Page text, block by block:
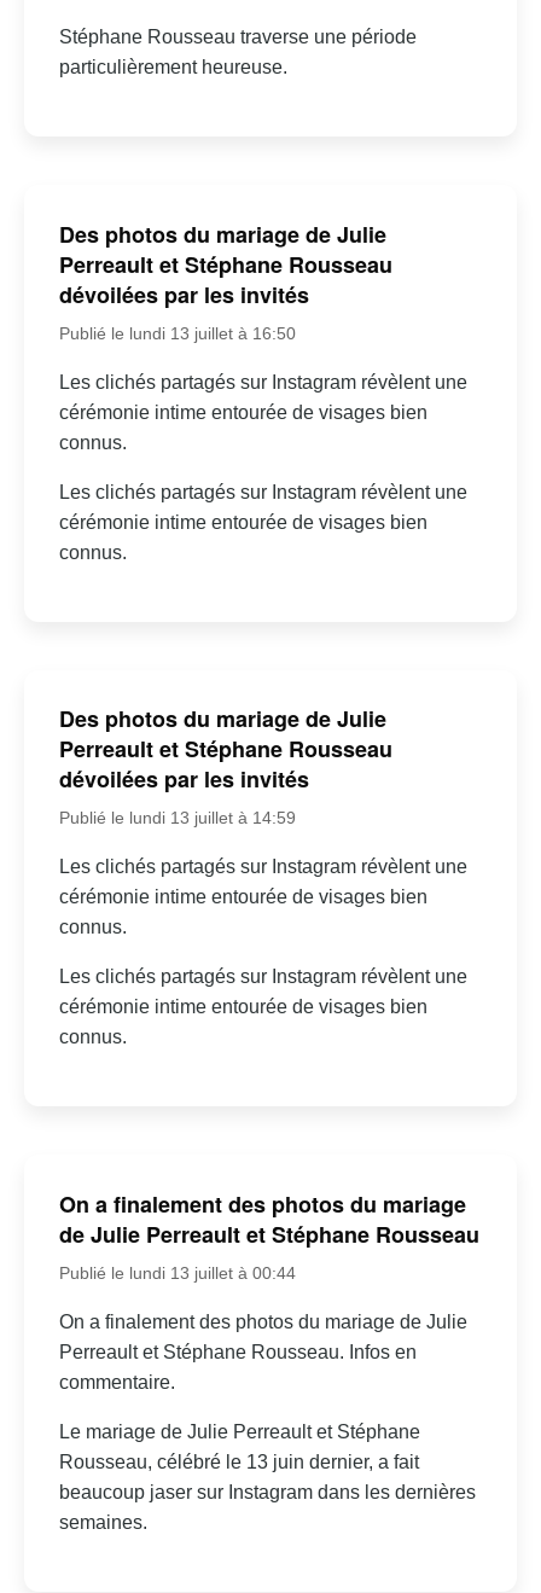
Stéphane Rousseau traverse une période
particulièrement heureuse.
Des photos du mariage de Julie
Perreault et Stéphane Rousseau
dévoilées par les invités
Publié le lundi 13 juillet à 16:50
Les clichés partagés sur Instagram révèlent une
cérémonie intime entourée de visages bien
connus.
Les clichés partagés sur Instagram révèlent une
cérémonie intime entourée de visages bien
connus.
Des photos du mariage de Julie
Perreault et Stéphane Rousseau
dévoilées par les invités
Publié le lundi 13 juillet à 14:59
Les clichés partagés sur Instagram révèlent une
cérémonie intime entourée de visages bien
connus.
Les clichés partagés sur Instagram révèlent une
cérémonie intime entourée de visages bien
connus.
On a finalement des photos du mariage
de Julie Perreault et Stéphane Rousseau
Publié le lundi 13 juillet à 00:44
On a finalement des photos du mariage de Julie
Perreault et Stéphane Rousseau. Infos en
commentaire.
Le mariage de Julie Perreault et Stéphane
Rousseau, célébré le 13 juin dernier, a fait
beaucoup jaser sur Instagram dans les dernières
semaines.